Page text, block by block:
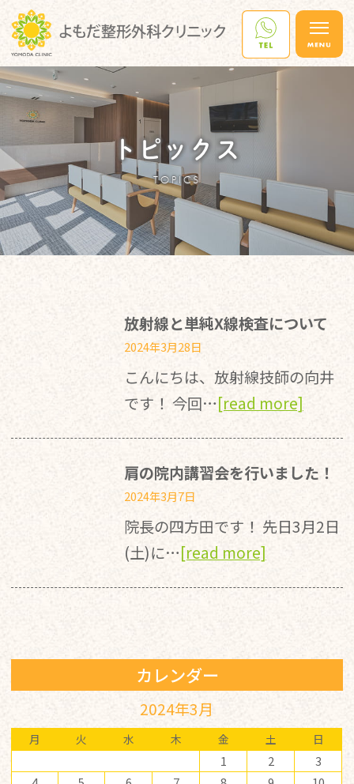
トピックス
TOPICS
放射線と単純X線検査について
2024年3月28日
こんにちは、放射線技師の向井
です！ 今回…[read more]
肩の院内講習会を行いました！
2024年3月7日
院長の四方田です！ 先日3月2日
(土)に…[read more]
カレンダー
2024年3月
月 火 水 木 金 土 日
1 2
3